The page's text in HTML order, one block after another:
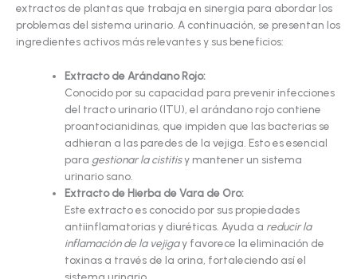
extractos de plantas que trabaja en sinergia para abordar los
problemas del sistema urinario. A continuación, se presentan los
ingredientes activos más relevantes y sus beneficios:
Extracto de Arándano Rojo:
Conocido por su capacidad para prevenir infecciones
del tracto urinario (ITU), el arándano rojo contiene
proantocianidinas, que impiden que las bacterias se
adhieran a las paredes de la vejiga. Esto es esencial
para gestionar la cistitisy mantener un sistema
urinario sano.
Extracto de Hierba de Vara de Oro:
Este extracto es conocido por sus propiedades
antiinflamatorias y diuréticas. Ayuda a reducir la
inflamación de la vejigay favorece la eliminación de
toxinas a través de la orina, fortaleciendo así el
sistema urinario.